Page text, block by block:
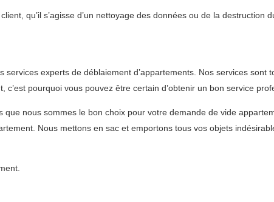
qu’il s’agisse d’un nettoyage des données ou de la destruction
experts de déblaiement d’appartements. Nos services sont
pourquoi vous pouvez être certain d’obtenir un bon service
nous sommes le bon choix pour votre demande de vide
Nous mettons en sac et emportons tous vos objets